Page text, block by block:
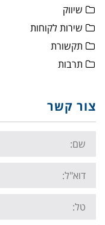
שיווק
שירות לקוחות
תקשורת
תרבות
צור קשר
Name:
Email:
Tel: